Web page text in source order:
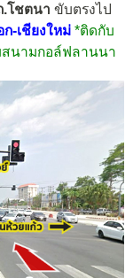
โชตนา ขับตรงไป
-เชียงใหม่ *ติดกับ
สนามกอล์ฟลานนา